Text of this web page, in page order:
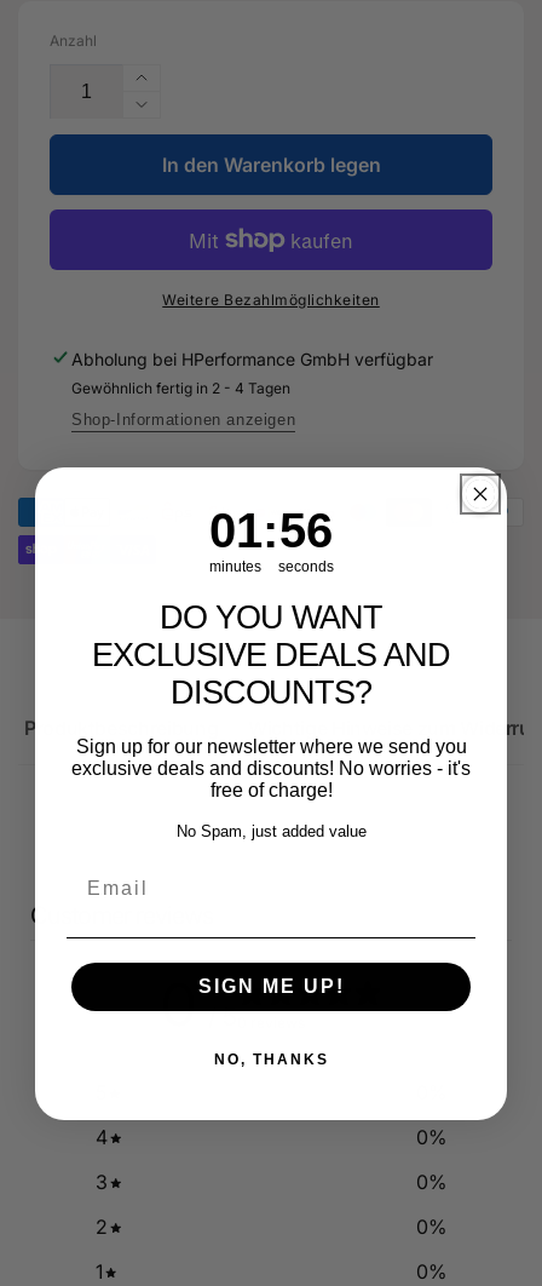
Anzahl
Erhöhe
die
Menge
für
Leitungssatz
für
Drehzahlfühler
-
8V0
G
-
Original
für
Sportback
Verringere
die
Menge
für
Leitungssatz
Drehzahlfühler
903
G
-
Ersatzteil
Sportback
In den Warenkorb legen
Weitere Bezahlmöglichkeiten
Abholung bei HPerformance GmbH verfügbar
Gewöhnlich fertig in 2 - 4 Tagen
Shop-Informationen anzeigen
Produktbeschreibung Wichtige Hinweise zum
Customer reviews
0 / 5
4
0%
3
0%
2
0%
1
0%
Countdown ends in:
1
01
minutes
: 55
55
seconds
DO YOU WANT
EXCLUSIVE DEALS AND
DISCOUNTS?
Sign up for our newsletter where we send you
exclusive deals and discounts! No worries - it's
free of charge!
No Spam, just added value
SIGN ME UP!
NO, THANKS